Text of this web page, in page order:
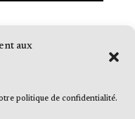
aux
politique de confidentialité.